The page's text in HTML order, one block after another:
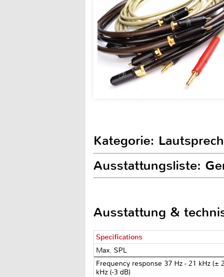
Kategorie:
Ausstattungsliste:
Ausstattung &
Specifications
Max. SPL
Frequency response 37 Hz - 21 kHz (±
kHz (-3 dB)